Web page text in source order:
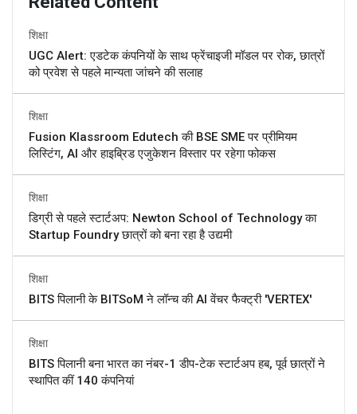
शिक्षा
UGC Alert: एडटेक कंपनियों के साथ फ्रेंचाइजी मॉडल पर रोक, छात्रों
को प्रवेश से पहले मान्यता जांचने की सलाह
शिक्षा
Fusion Klassroom Edutech की BSE SME पर प्रीमियम
लिस्टिंग, AI और हाइब्रिड एजुकेशन विस्तार पर रहेगा फोकस
शिक्षा
डिग्री से पहले स्टार्टअप: Newton School of Technology का
Startup Foundry छात्रों को बना रहा है उद्यमी
शिक्षा
BITS पिलानी के BITSoM ने लॉन्च की AI वेंचर फैक्ट्री 'VERTEX'
शिक्षा
BITS पिलानी बना भारत का नंबर-1 डीप-टेक स्टार्टअप हब, पूर्व छात्रों ने
स्थापित कीं 140 कंपनियां